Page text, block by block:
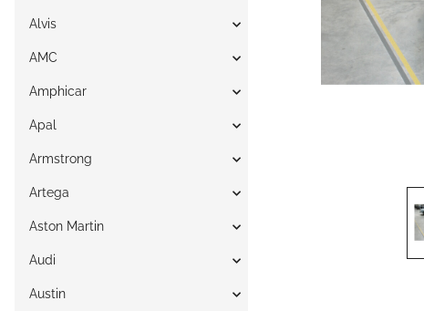
Alvis
AMC
Amphicar
Apal
Armstrong
Artega
Aston Martin
Audi
Austin